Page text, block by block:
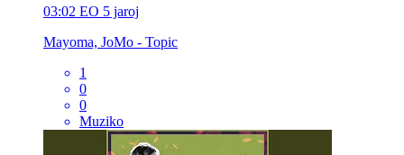
03:02 EO 5 jaroj
Mayoma, JoMo - Topic
1
0
0
Muziko